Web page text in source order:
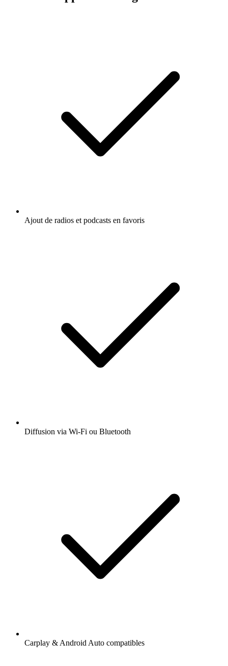
Ajout de radios et podcasts en favoris
Diffusion via Wi-Fi ou Bluetooth
Carplay & Android Auto compatibles